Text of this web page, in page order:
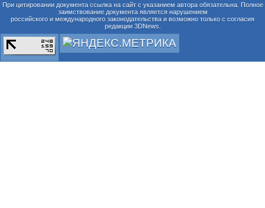
При цитировании документа ссылка на сайт с указанием автора обязательна. Полное
заимствование документа является нарушением
российского и международного законодательства и возможно только с согласия
редакции 3DNews.